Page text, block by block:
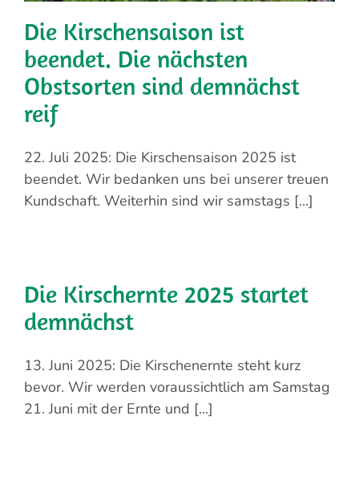
Die Kirschensaison ist
beendet. Die nächsten
Obstsorten sind demnächst
reif
22. Juli 2025: Die Kirschensaison 2025 ist
beendet. Wir bedanken uns bei unserer treuen
Kundschaft. Weiterhin sind wir samstags [...]
Die Kirschernte 2025 startet
demnächst
13. Juni 2025: Die Kirschenernte steht kurz
bevor. Wir werden voraussichtlich am Samstag
21. Juni mit der Ernte und [...]